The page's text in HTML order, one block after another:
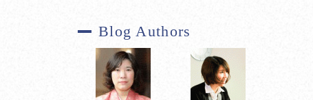
Blog Authors